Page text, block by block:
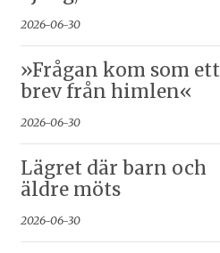
2026-06-30
»Frågan kom som ett
brev från himlen«
2026-06-30
Lägret där barn och
äldre möts
2026-06-30